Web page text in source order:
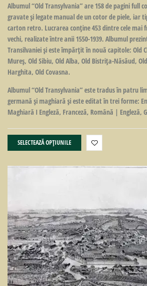
Albumul “Old Transylvania” are 158 de pagini full
gravate și legate manual de un cotor de piele, iar
carton retro. Lucrarea conține 453 dintre cele mai
vechi, realizate între anii 1550-1939. Albumul
Transilvaniei și este împărțit în nouă capitole: Old
Mureș, Old Sibiu, Old Alba, Old Bistrița-Năsăud,
Harghita, Old Covasna.
Albumul “Old Transylvania” este tradus în patru
germană și maghiară și este editat în trei forme:
Maghiară I Engleză, Franceză, Română | Engleză,
SELECTEAZĂ OPȚIUNILE